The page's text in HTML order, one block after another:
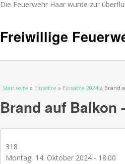
Die Feuerwehr Haar wurde zur
Freiwillige
Sie sind hier
Startseite » Einsätze » Einsätze 2024 » Brand
Brand auf Balkon
318
Montag, 14. Oktober 2024 - 18:00